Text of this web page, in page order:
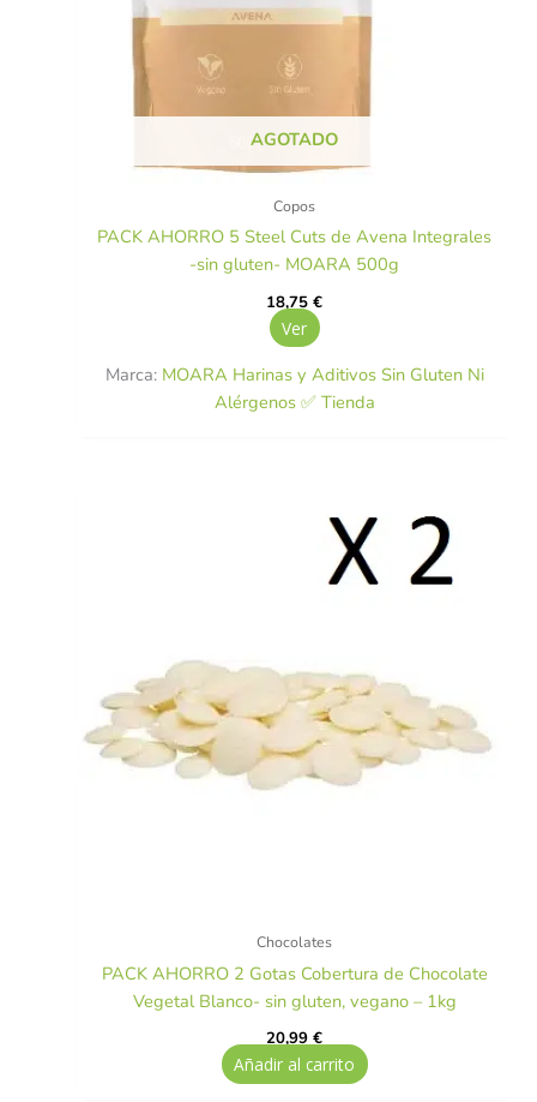
AGOTADO
Copos
PACK AHORRO 5 Steel Cuts de Avena Integrales
-sin gluten- MOARA 500g
18,75€
Ver
Marca: MOARA Harinas y Aditivos Sin Gluten Ni
Alérgenos ✅ Tienda
Chocolates
PACK AHORRO 2 Gotas Cobertura de Chocolate
Vegetal Blanco- sin gluten, vegano – 1kg
20,99€
Añadir al carrito